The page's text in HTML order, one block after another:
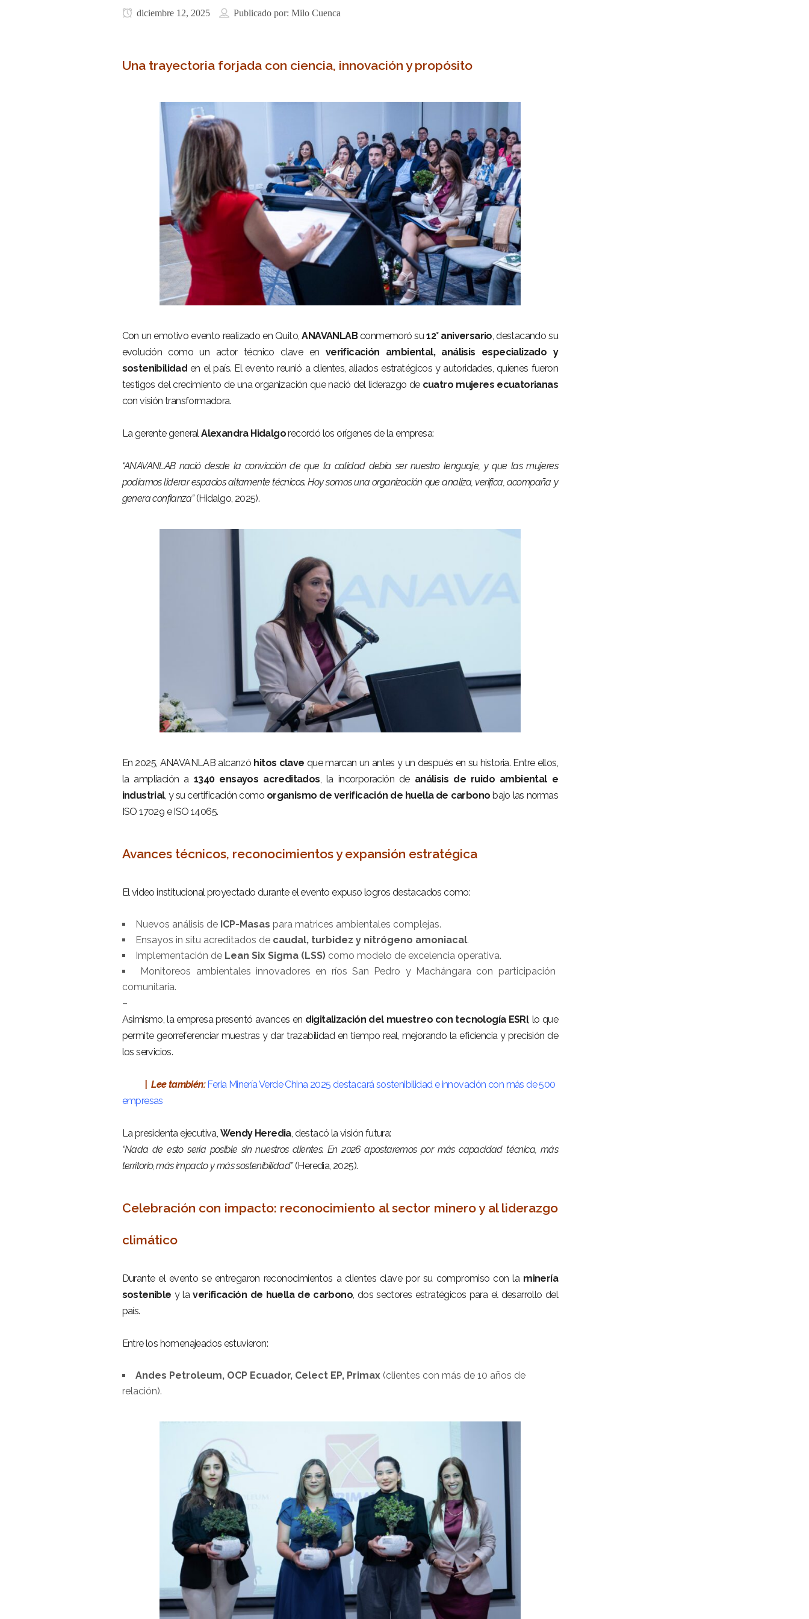
diciembre 12, 2025 Publicado por: Milo Cuenca
Una trayectoria forjada con ciencia, innovación y propósito
Con un emotivo evento realizado en Quito,ANAVANLABconmemoró su12° aniversario, destacando su
evolución como un actor técnico clave en verificación ambiental, análisis especializado y
sostenibilidad en el país. El evento reunió a clientes, aliados estratégicos y autoridades, quienes fueron
testigos del crecimiento de una organización que nació del liderazgo de cuatro mujeres ecuatorianas
con visión transformadora.
La gerente generalAlexandra Hidalgorecordó los orígenes de la empresa:
“ANAVANLAB nació desde la convicción de que la calidad debía ser nuestro lenguaje, y que las mujeres
podíamos liderar espacios altamente técnicos. Hoy somos una organización que analiza, verifica, acompaña y
genera confianza”(Hidalgo, 2025).
En 2025, ANAVANLAB alcanzó hitos clave que marcan un antes y un después en su historia. Entre ellos,
la ampliación a 1340 ensayos acreditados , la incorporación de análisis de ruido ambiental e
industrial, y su certificación como organismo de verificación de huella de carbono bajo las normas
ISO 17029 e ISO 14065.
Avances técnicos, reconocimientos y expansión estratégica
El video institucional proyectado durante el evento expuso logros destacados como:
Nuevos análisis de ICP-Masas para matrices ambientales complejas.
Ensayos in situ acreditados de caudal, turbidez y nitrógeno amoniacal.
Implementación de Lean Six Sigma (LSS)como modelo de excelencia operativa.
Monitoreos ambientales innovadores en ríos San Pedro y Machángara con participación
comunitaria.
–
Asimismo, la empresa presentó avances en digitalización del muestreo con tecnología ESRI, lo que
permite georreferenciar muestras y dar trazabilidad en tiempo real, mejorando la eficiencia y precisión de
los servicios.
| Lee también: Feria Minería Verde China 2025 destacará sostenibilidad e innovación con más de 500
empresas
La presidenta ejecutiva, Wendy Heredia, destacó la visión futura:
“Nada de esto sería posible sin nuestros clientes. En 2026 apostaremos por más capacidad técnica, más
territorio, más impacto y más sostenibilidad”(Heredia, 2025).
Celebración con impacto: reconocimiento al sector minero y al liderazgo
climático
Durante el evento se entregaron reconocimientos a clientes clave por su compromiso con la minería
sostenible y laverificación de huella de carbono , dos sectores estratégicos para el desarrollo del
país.
Entre los homenajeados estuvieron:
Andes Petroleum, OCP Ecuador, Celect EP, Primax (clientes con más de 10 años de
relación).